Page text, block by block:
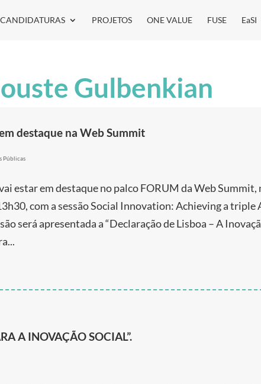
CANDIDATURAS PROJETOS ONE VALUE FUSE EaSI
Gulbenkian
destaque na Web Summit
Públicas
estar em destaque no palco FORUM da Web Summit,
com a sessão Social Innovation: Achieving a triple
será apresentada a “Declaração de Lisboa – A
A INOVAÇÃO SOCIAL”.